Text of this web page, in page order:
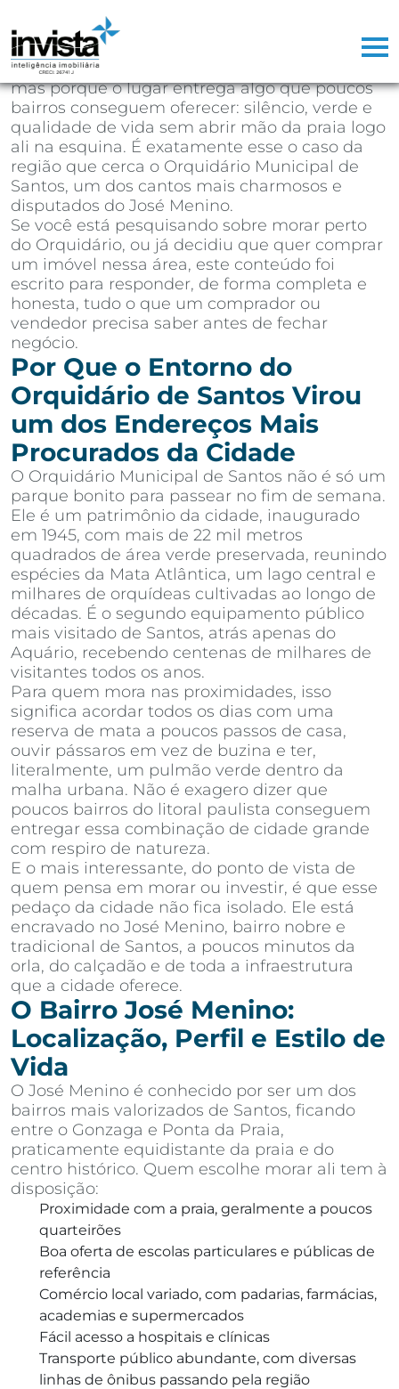
corretor de imóveis na Baixada Santista,
aprendi que existem regiões que vendem
sozinhas. Não porque o marketing seja bom,
mas porque o lugar entrega algo que poucos
bairros conseguem oferecer: silêncio, verde e
qualidade de vida sem abrir mão da praia logo
ali na esquina. É exatamente esse o caso da
região que cerca o Orquidário Municipal de
Santos, um dos cantos mais charmosos e
disputados do José Menino.
Se você está pesquisando sobre morar perto
do Orquidário, ou já decidiu que quer comprar
um imóvel nessa área, este conteúdo foi
escrito para responder, de forma completa e
honesta, tudo o que um comprador ou
vendedor precisa saber antes de fechar
negócio.
Por Que o Entorno do
Orquidário de Santos Virou
um dos Endereços Mais
Procurados da Cidade
O Orquidário Municipal de Santos não é só um
parque bonito para passear no fim de semana.
Ele é um patrimônio da cidade, inaugurado
em 1945, com mais de 22 mil metros
quadrados de área verde preservada, reunindo
espécies da Mata Atlântica, um lago central e
milhares de orquídeas cultivadas ao longo de
décadas. É o segundo equipamento público
mais visitado de Santos, atrás apenas do
Aquário, recebendo centenas de milhares de
visitantes todos os anos.
Para quem mora nas proximidades, isso
significa acordar todos os dias com uma
reserva de mata a poucos passos de casa,
ouvir pássaros em vez de buzina e ter,
literalmente, um pulmão verde dentro da
malha urbana. Não é exagero dizer que
poucos bairros do litoral paulista conseguem
entregar essa combinação de cidade grande
com respiro de natureza.
E o mais interessante, do ponto de vista de
quem pensa em morar ou investir, é que esse
pedaço da cidade não fica isolado. Ele está
encravado no José Menino, bairro nobre e
tradicional de Santos, a poucos minutos da
orla, do calçadão e de toda a infraestrutura
que a cidade oferece.
O Bairro José Menino:
Localização, Perfil e Estilo de
Vida
O José Menino é conhecido por ser um dos
bairros mais valorizados de Santos, ficando
entre o Gonzaga e Ponta da Praia,
praticamente equidistante da praia e do
centro histórico. Quem escolhe morar ali tem à
disposição:
Proximidade com a praia, geralmente a poucos
quarteirões
Boa oferta de escolas particulares e públicas de
referência
Comércio local variado, com padarias, farmácias,
academias e supermercados
Fácil acesso a hospitais e clínicas
Transporte público abundante, com diversas
linhas de ônibus passando pela região